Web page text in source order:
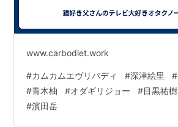
www.carbodiet.work
#カムカムエヴリバディ #深津絵里 #
#青木柚 #オダギリジョー #目黒祐樹
#濱田岳